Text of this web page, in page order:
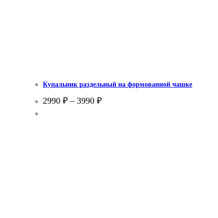
Купальник раздельный на формованной чашке
2990 ₽ – 3990 ₽